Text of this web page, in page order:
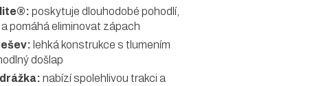
poskytuje dlouhodobé pohodlí,
pomáhá eliminovat zápach
lehká konstrukce s tlumením
došlap
nabízí spolehlivou trakci a